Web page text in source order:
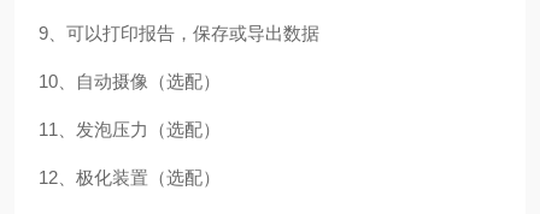
9、可以打印报告，保存或导出数据
10、自动摄像（选配）
11、发泡压力（选配）
12、极化装置（选配）